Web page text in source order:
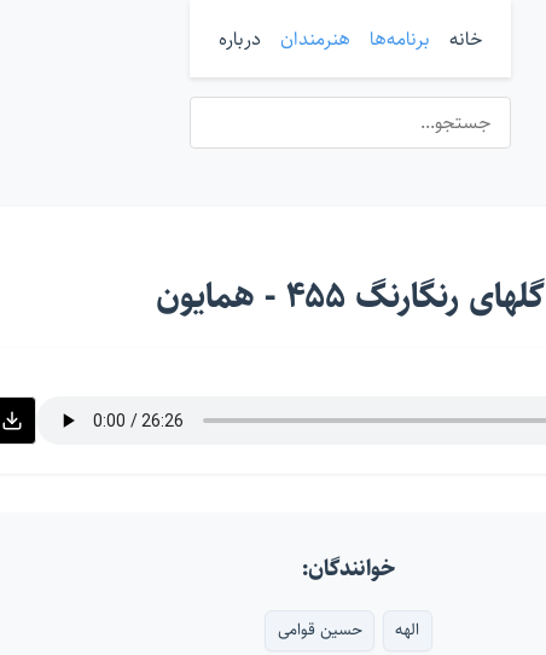
خانه برنامه‌ها هنرمندان درباره
گلهای رنگارنگ ۴۵۵ - همایون
خوانندگان:
الهه حسین قوامی